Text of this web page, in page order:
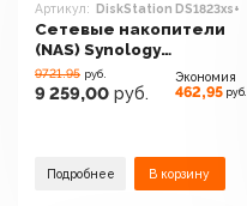
Артикул: DiskStation DS1823xs+
Сетевые накопители
(NAS) Synology
DiskStation DS1823xs+
9721.95 руб.
9 259,00 руб.
Экономия
462,95 руб.
Подробнее В корзину